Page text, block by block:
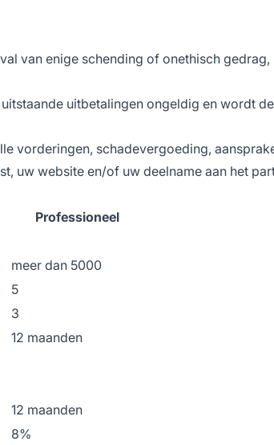
van enige schending of onethisch
uitbetalingen ongeldig en wordt
vorderingen, schadevergoeding,
uw website en/of uw deelname aan het
Professioneel
meer dan 5000
5
3
12 maanden
12 maanden
8%